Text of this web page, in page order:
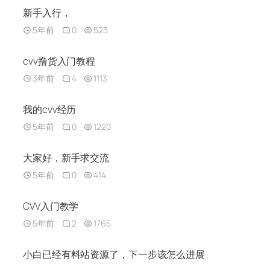
新手入行，
5年前 0 523
cvv撸货入门教程
3年前 4 1113
我的cvv经历
5年前 0 1220
大家好，新手求交流
5年前 0 414
CVV入门教学
5年前 2 1765
小白已经有料站资源了，下一步该怎么进展